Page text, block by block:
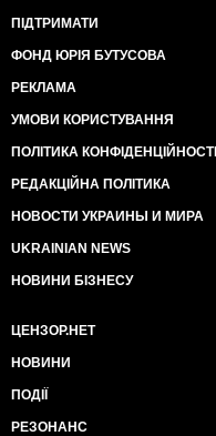
ПІДТРИМАТИ
ФОНД ЮРІЯ БУТУСОВА
РЕКЛАМА
УМОВИ КОРИСТУВАННЯ
ПОЛІТИКА КОНФІДЕНЦІЙНОСТІ
РЕДАКЦІЙНА ПОЛІТИКА
НОВОСТИ УКРАИНЫ И МИРА
UKRAINIAN NEWS
НОВИНИ БІЗНЕСУ
ЦЕНЗОР.НЕТ
НОВИНИ
ПОДІЇ
РЕЗОНАНС